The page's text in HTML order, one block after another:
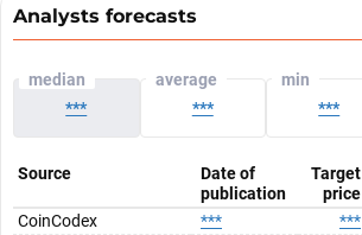
Analysts forecasts
median
***
average
***
min
***
Source
Date of
publication
Target
price
CoinCodex
*** ***